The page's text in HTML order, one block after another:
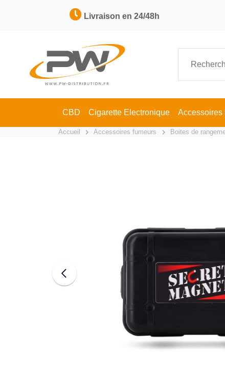
Livraison en 24/48h
CBD Cigarette Electronique Accessoires
Accueil Accessoires fumeurs Boites de